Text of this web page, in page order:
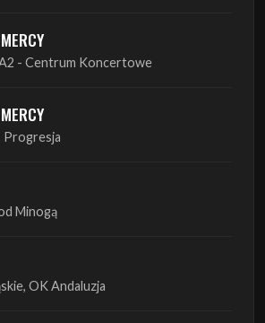
- Centrum Koncertowe
Progresja
Minogą
OK Andaluzja